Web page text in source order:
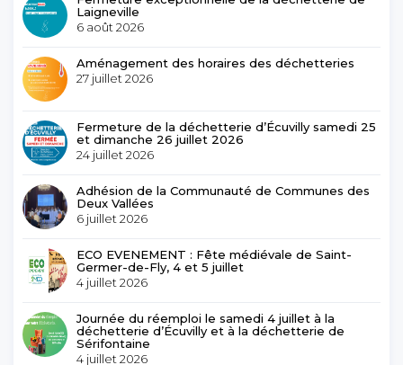
Laigneville
6 août 2026
Aménagement des horaires des déchetteries
27 juillet 2026
Fermeture de la déchetterie d’Écuvilly samedi 25
et dimanche 26 juillet 2026
24 juillet 2026
Adhésion de la Communauté de Communes des
Deux Vallées
6 juillet 2026
ECO EVENEMENT : Fête médiévale de Saint-
Germer-de-Fly, 4 et 5 juillet
4 juillet 2026
Journée du réemploi le samedi 4 juillet à la
déchetterie d’Écuvilly et à la déchetterie de
Sérifontaine
4 juillet 2026